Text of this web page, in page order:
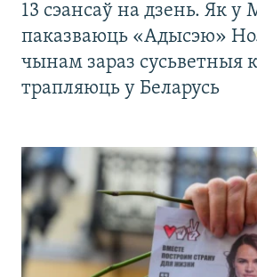
13 сэансаў на дзень. Як у
паказваюць «Адысэю»
чынам зараз сусьветныя
трапляюць у Беларусь